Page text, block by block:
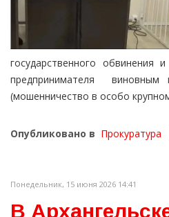
государственного обвинения
предпринимателя
(мошенничество в особо
Опубликовано в Прокуратура
Понедельник, 15 июня 2026 14:41
В